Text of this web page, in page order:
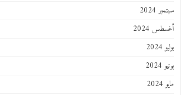
سبتمبر 2024
أغسطس 2024
يوليو 2024
يونيو 2024
مايو 2024